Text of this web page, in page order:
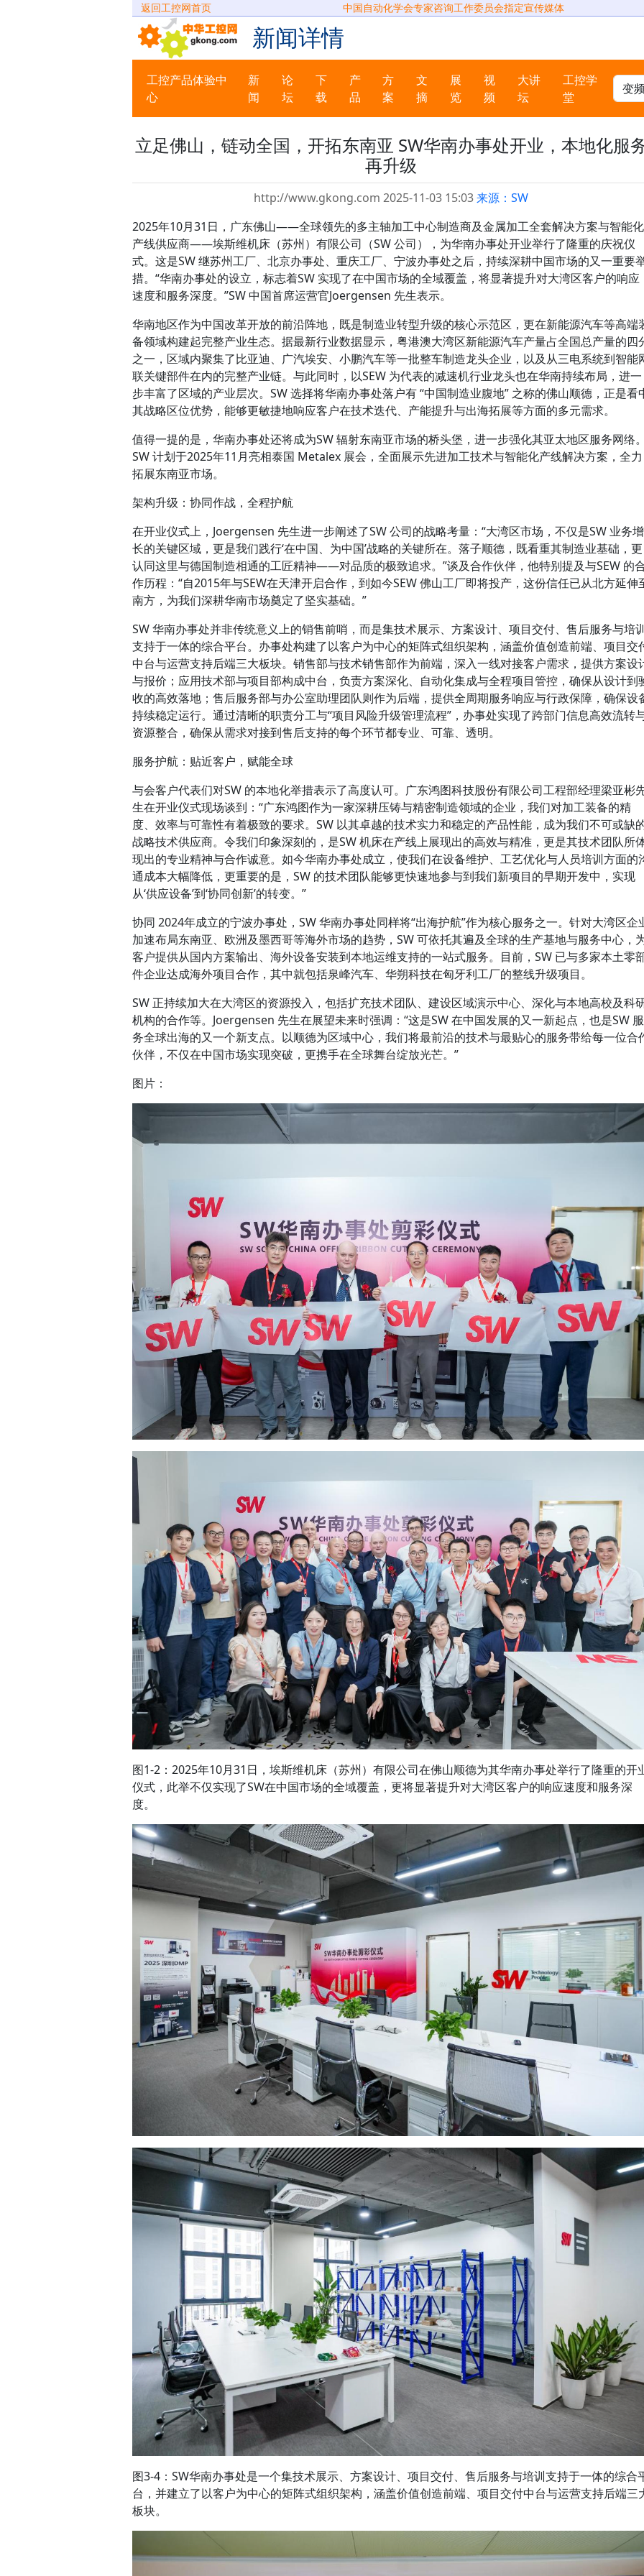
返回工控网首页 中国自动化学会专家咨询工作委员会指定宣传媒体
新闻详情
工控产品体验中
心
新
闻
论
坛
下
载
产
品
方
案
文
摘
展
览
视
频
大讲
坛
工控学
堂
立足佛山，链动全国，开拓东南亚 SW华南办事处开业，本地化服
再升级
http://www.gkong.com 2025-11-03 15:03来源：SW
2025年10月31日，广东佛山——全球领先的多主轴加工中心制造商及金属加工全套解决方案与智能化
产线供应商——埃斯维机床（苏州）有限公司（SW 公司），为华南办事处开业举行了隆重的庆祝仪
式。这是SW 继苏州工厂、北京办事处、重庆工厂、宁波办事处之后，持续深耕中国市场的又一重要
措。“华南办事处的设立，标志着SW 实现了在中国市场的全域覆盖，将显著提升对大湾区客户的响应
速度和服务深度。”SW 中国首席运营官Joergensen 先生表示。
华南地区作为中国改革开放的前沿阵地，既是制造业转型升级的核心示范区，更在新能源汽车等高端
备领域构建起完整产业生态。据最新行业数据显示，粤港澳大湾区新能源汽车产量占全国总产量的四
之一，区域内聚集了比亚迪、广汽埃安、小鹏汽车等一批整车制造龙头企业，以及从三电系统到智能
联关键部件在内的完整产业链。与此同时，以SEW 为代表的减速机行业龙头也在华南持续布局，进一
步丰富了区域的产业层次。SW 选择将华南办事处落户有 “中国制造业腹地” 之称的佛山顺德，正是看
其战略区位优势，能够更敏捷地响应客户在技术迭代、产能提升与出海拓展等方面的多元需求。
值得一提的是，华南办事处还将成为SW 辐射东南亚市场的桥头堡，进一步强化其亚太地区服务网络
SW 计划于2025年11月亮相泰国 Metalex 展会，全面展示先进加工技术与智能化产线解决方案，全力
拓展东南亚市场。
架构升级：协同作战，全程护航
在开业仪式上，Joergensen 先生进一步阐述了SW 公司的战略考量：“大湾区市场，不仅是SW 业务增
长的关键区域，更是我们践行‘在中国、为中国’战略的关键所在。落子顺德，既看重其制造业基础，更
认同这里与德国制造相通的工匠精神——对品质的极致追求。”谈及合作伙伴，他特别提及与SEW 的
作历程：“自2015年与SEW在天津开启合作，到如今SEW 佛山工厂即将投产，这份信任已从北方延伸
南方，为我们深耕华南市场奠定了坚实基础。”
SW 华南办事处并非传统意义上的销售前哨，而是集技术展示、方案设计、项目交付、售后服务与培
支持于一体的综合平台。办事处构建了以客户为中心的矩阵式组织架构，涵盖价值创造前端、项目交
中台与运营支持后端三大板块。销售部与技术销售部作为前端，深入一线对接客户需求，提供方案设
与报价；应用技术部与项目部构成中台，负责方案深化、自动化集成与全程项目管控，确保从设计到
收的高效落地；售后服务部与办公室助理团队则作为后端，提供全周期服务响应与行政保障，确保设
持续稳定运行。通过清晰的职责分工与“项目风险升级管理流程”，办事处实现了跨部门信息高效流转
资源整合，确保从需求对接到售后支持的每个环节都专业、可靠、透明。
服务护航：贴近客户，赋能全球
与会客户代表们对SW 的本地化举措表示了高度认可。广东鸿图科技股份有限公司工程部经理梁亚彬
生在开业仪式现场谈到：“广东鸿图作为一家深耕压铸与精密制造领域的企业，我们对加工装备的精
度、效率与可靠性有着极致的要求。SW 以其卓越的技术实力和稳定的产品性能，成为我们不可或缺
战略技术供应商。令我们印象深刻的，是SW 机床在产线上展现出的高效与精准，更是其技术团队所
现出的专业精神与合作诚意。如今华南办事处成立，使我们在设备维护、工艺优化与人员培训方面的
通成本大幅降低，更重要的是，SW 的技术团队能够更快速地参与到我们新项目的早期开发中，实现
从‘供应设备’到‘协同创新’的转变。”
协同 2024年成立的宁波办事处，SW 华南办事处同样将“出海护航”作为核心服务之一。针对大湾区企
加速布局东南亚、欧洲及墨西哥等海外市场的趋势，SW 可依托其遍及全球的生产基地与服务中心，
客户提供从国内方案输出、海外设备安装到本地运维支持的一站式服务。目前，SW 已与多家本土零
件企业达成海外项目合作，其中就包括泉峰汽车、华朔科技在匈牙利工厂的整线升级项目。
SW 正持续加大在大湾区的资源投入，包括扩充技术团队、建设区域演示中心、深化与本地高校及科
机构的合作等。Joergensen 先生在展望未来时强调：“这是SW 在中国发展的又一新起点，也是SW 服
务全球出海的又一个新支点。以顺德为区域中心，我们将最前沿的技术与最贴心的服务带给每一位合
伙伴，不仅在中国市场实现突破，更携手在全球舞台绽放光芒。”
图片：
图1-2：2025年10月31日，埃斯维机床（苏州）有限公司在佛山顺德为其华南办事处举行了隆重的开
仪式，此举不仅实现了SW在中国市场的全域覆盖，更将显著提升对大湾区客户的响应速度和服务深
度。
图3-4：SW华南办事处是一个集技术展示、方案设计、项目交付、售后服务与培训支持于一体的综合
台，并建立了以客户为中心的矩阵式组织架构，涵盖价值创造前端、项目交付中台与运营支持后端三
板块。